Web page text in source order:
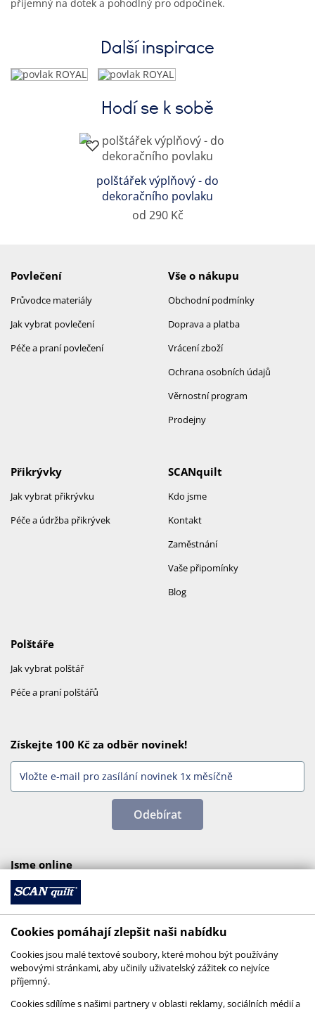
příjemný na dotek a pohodlný pro odpočinek.
Další inspirace
Hodí se k sobě
polštářek výplňový - do
dekoračního povlaku
od 290 Kč
Povlečení
Průvodce materiály
Jak vybrat povlečení
Péče a praní povlečení
Vše o nákupu
Obchodní podmínky
Doprava a platba
Vrácení zboží
Ochrana osobních údajů
Věrnostní program
Prodejny
SCANquilt
Kdo jsme
Kontakt
Zaměstnání
Vaše připomínky
Blog
Přikrývky
Jak vybrat přikrývku
Péče a údržba přikrývek
Polštáře
Jak vybrat polštář
Péče a praní polštářů
Získejte 100 Kč za odběr novinek!
Odebírat
Jsme online
Cookies pomáhají zlepšit naši nabídku
Cookies jsou malé textové soubory, které mohou být používány
webovými stránkami, aby učinily uživatelský zážitek co nejvíce
příjemný.
Cookies sdílíme s našimi partnery v oblasti reklamy, sociálních médií a